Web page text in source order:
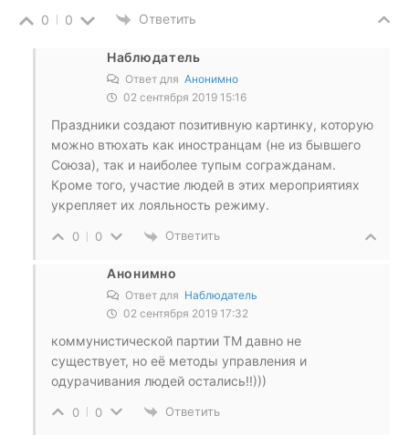
0 0 Ответить
Наблюдатель
Ответ для Анонимно
02 сентября 2019 15:16
Праздники создают позитивную картинку, которую
можно втюхать как иностранцам (не из бывшего
Союза), так и наиболее тупым согражданам.
Кроме того, участие людей в этих мероприятиях
укрепляет их лояльность режиму.
0 0 Ответить
Анонимно
Ответ для Наблюдатель
02 сентября 2019 17:32
коммунистической партии ТМ давно не
существует, но её методы управления и
одурачивания людей остались!!)))
0 0 Ответить